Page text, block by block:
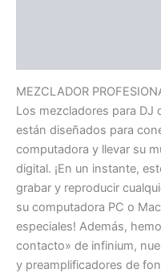
MEZCLADOR
Los mezcladores para DJ
están diseñados para
computadora y llevar su
digital. ¡En un instante,
grabar y reproducir
su computadora PC o
especiales! Además,
contacto» de infinium,
y preamplificadores de